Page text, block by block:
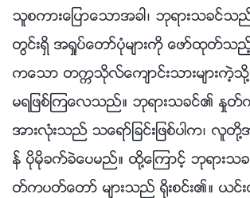
သူစကားေျပာေသာအခါ၊ ဘုရားသခင္
တြင္းရွိ အရႈပ္ေတာ္ပုံမ်ားကို ေဖာ္ထုတ္သည့္
ကေသာ တကၠသိုလ္ေက်ာင္းသားမ်ားကဲ့သို႔
မရျဖစ္ၾကေလသည္။ ဘုရားသခင္၏ ႏႈ
အားလုံးသည္ သေရာ္ျခင္းျဖစ္ပါက၊ လူ
န္ ပိုမိုခက္ခဲေပမည္။ ထို႔ေၾကာင့္ ဘုရားသခ
တ္ကပတ္ေတာ္ မ်ားသည္ ႐ိုးစင္း၏။ ယင္